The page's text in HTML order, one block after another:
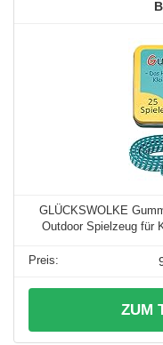
GLÜCKSWOLKE
Outdoor Spielzeug für
ZUM